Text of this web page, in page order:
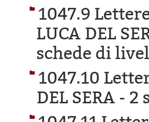
1047.9
LUCA DEL
schede di
1047.10
DEL SERA - 2